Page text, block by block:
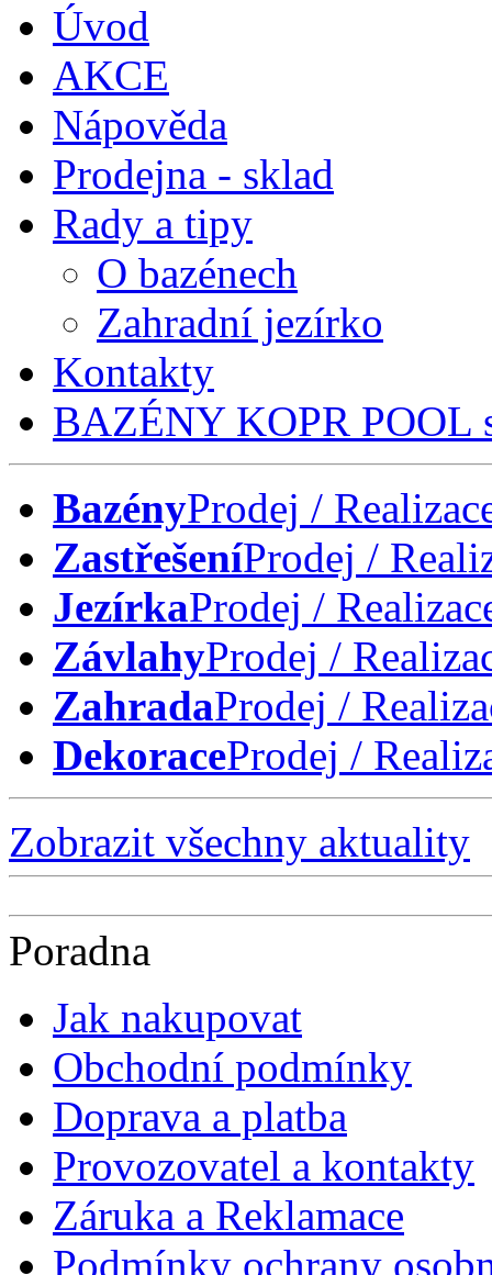
Úvod
AKCE
Nápověda
Prodejna - sklad
Rady a tipy
O bazénech
Zahradní jezírko
Kontakty
BAZÉNY KOPR POOL
BazényProdej /
ZastřešeníProdej /
JezírkaProdej /
ZávlahyProdej /
ZahradaProdej /
DekoraceProdej /
Zobrazit všechny aktuality
Poradna
Jak nakupovat
Obchodní podmínky
Doprava a platba
Provozovatel a kontakty
Záruka a Reklamace
Podmínky ochrany